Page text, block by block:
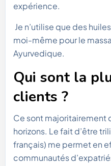
expérience.
Je n’utilise que des
moi-même pour le
Ayurvedique.
Qui sont la
clients ?
Ce sont majoritairement
horizons. Le fait d’être
français) me permet en
communautés